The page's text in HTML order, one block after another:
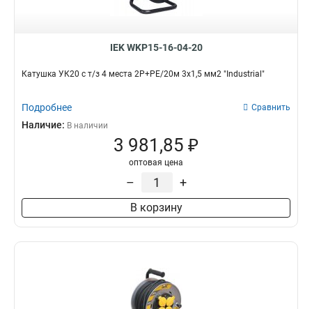
IEK WKP15-16-04-20
Катушка УК20 с т/з 4 места 2Р+PЕ/20м 3х1,5 мм2 "Industrial"
Подробнее Сравнить
Наличие: В наличии
3 981,85 ₽
оптовая цена
– +
В корзину